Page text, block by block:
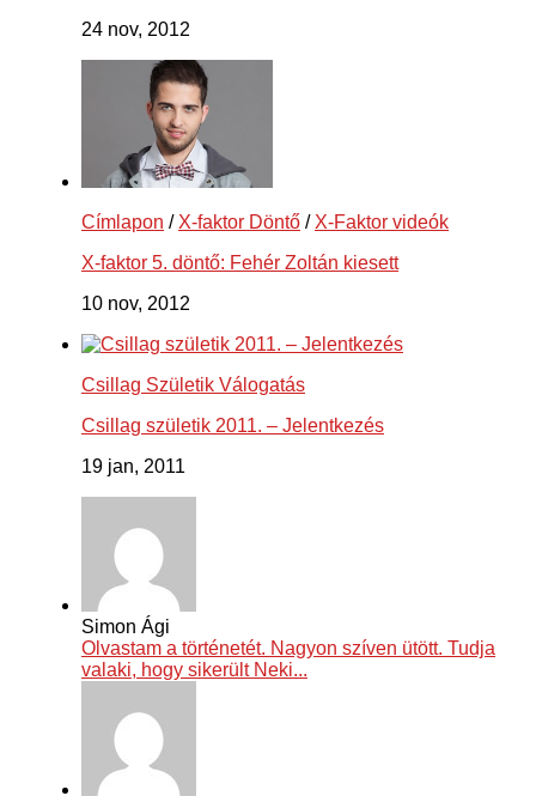
24 nov, 2012
Címlapon / X-faktor Döntő / X-Faktor videók
X-faktor 5. döntő: Fehér Zoltán kiesett
10 nov, 2012
Csillag Születik Válogatás
Csillag születik 2011. – Jelentkezés
19 jan, 2011
Simon Ági
Olvastam a történetét. Nagyon szíven ütött. Tudja
valaki, hogy sikerült Neki...